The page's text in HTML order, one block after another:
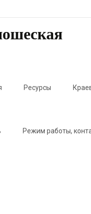
Ресурсы
Режим работы,